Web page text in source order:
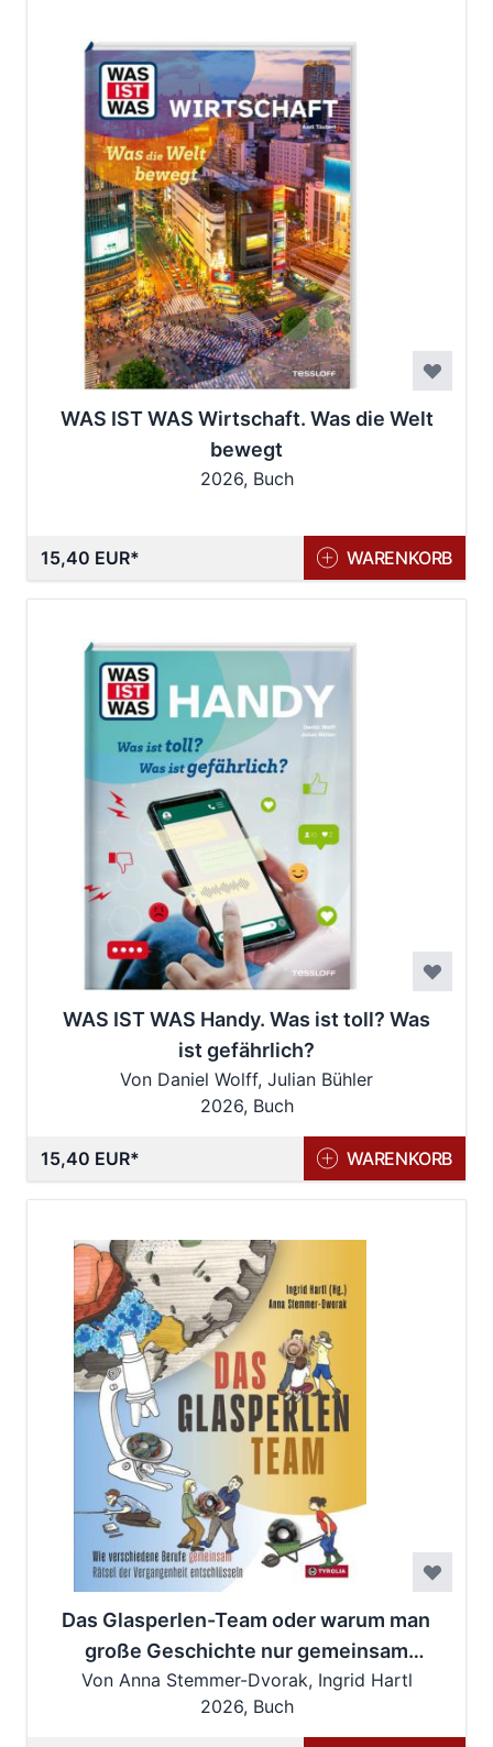
WAS IST WAS Wirtschaft. Was die Welt
bewegt
2026, Buch
15,40 EUR WARENKORB
WAS IST WAS Handy. Was ist toll? Was
ist gefährlich?
Von Daniel Wolff, Julian Bühler
2026, Buch
15,40 EUR WARENKORB
Das Glasperlen-Team oder warum man
große Geschichte nur gemeinsam
erzählen kann
Von Anna Stemmer-Dvorak, Ingrid Hartl
2026, Buch